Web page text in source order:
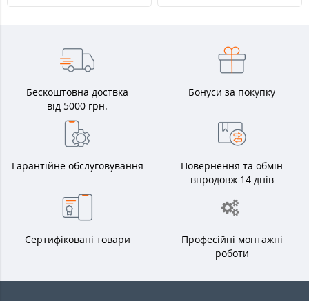
Бескоштовна доствка
від 5000 грн.
Бонуси за покупку
Гарантійне обслуговування
Повернення та обмін
впродовж 14 днів
Сертифіковані товари
Професійні монтажні
роботи